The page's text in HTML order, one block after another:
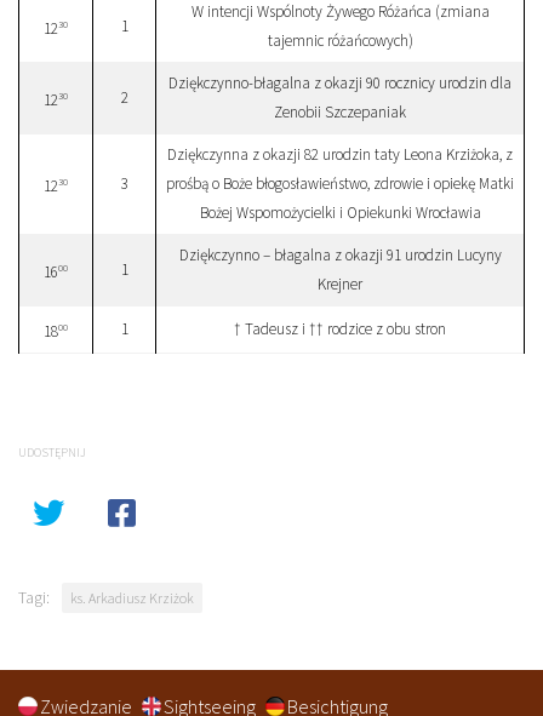
1230 1
W intencji Wspólnoty Żywego Różańca (zmiana
tajemnic różańcowych)
1230 2
Dziękczynno-błagalna z okazji 90 rocznicy urodzin dla
Zenobii Szczepaniak
1230 3
Dziękczynna z okazji 82 urodzin taty Leona Krziżoka, z
prośbą o Boże błogosławieństwo, zdrowie i opiekę Matki
Bożej Wspomożycielki i Opiekunki Wrocławia
1600 1
Dziękczynno – błagalna z okazji 91 urodzin Lucyny
Krejner
1800 1 † Tadeusz i †† rodzice z obu stron
UDOSTĘPNIJ
Tagi: ks. Arkadiusz Krziżok
Zwiedzanie Sightseeing Besichtigung